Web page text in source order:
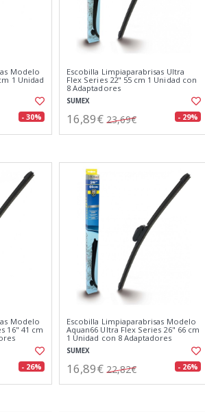
Modelo
1 Unidad
- 30%
Escobilla Limpiaparabrisas Ultra
Flex Series 22" 55 cm 1 Unidad con
8 Adaptadores
SUMEX
16,89€ 23,69€ - 29%
Modelo
16" 41 cm
- 26%
Escobilla Limpiaparabrisas Modelo
Aquan66 Ultra Flex Series 26" 66 cm
1 Unidad con 8 Adaptadores
SUMEX
16,89€ 22,82€ - 26%